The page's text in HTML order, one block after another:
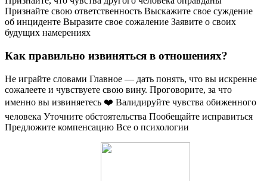
Признайте свою ответственность Выскажите свое суждение
об инциденте Выразите свое сожаление Заявите о своих
будущих намерениях
Как правильно извиняться в отношениях?
Не играйте словами Главное — дать понять, что вы искренне
сожалеете и чувствуете свою вину. Проговорите, за что
именно вы извиняетесь ❤️ Валидируйте чувства обиженного
человека Уточните обстоятельства Пообещайте исправиться
Предложите компенсацию Все о психологии